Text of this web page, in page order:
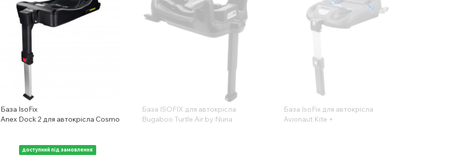
База IsoFix
Anex Dock 2 для автокрісла Cosmo
доступний під замовлення
База ISOFIX для автокрісла
Bugaboo Turtle Air by Nuna
База IsoFix для автокрісла
Avionaut Kite +